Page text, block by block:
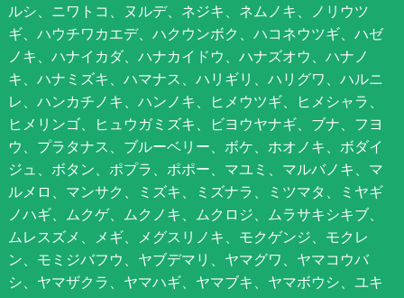
ルシ、ニワトコ、ヌルデ、ネジキ、ネムノキ、ノリウツ
ギ、ハウチワカエデ、ハクウンボク、ハコネウツギ、ハゼ
ノキ、ハナイカダ、ハナカイドウ、ハナズオウ、ハナノ
キ、ハナミズキ、ハマナス、ハリギリ、ハリグワ、ハルニ
レ、ハンカチノキ、ハンノキ、ヒメウツギ、ヒメシャラ、
ヒメリンゴ、ヒュウガミズキ、ビヨウヤナギ、ブナ、フヨ
ウ、プラタナス、ブルーベリー、ボケ、ホオノキ、ボダイ
ジュ、ボタン、ポプラ、ポポー、マユミ、マルバノキ、マ
ルメロ、マンサク、ミズキ、ミズナラ、ミツマタ、ミヤギ
ノハギ、ムクゲ、ムクノキ、ムクロジ、ムラサキシキブ、
ムレスズメ、メギ、メグスリノキ、モクゲンジ、モクレ
ン、モミジバフウ、ヤブデマリ、ヤマグワ、ヤマコウバ
シ、ヤマザクラ、ヤマハギ、ヤマブキ、ヤマボウシ、ユキ